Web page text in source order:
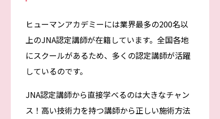
ヒューマンアカデミーには業界最多の200名以
上のJNA認定講師が在籍しています。全国各地
にスクールがあるため、多くの認定講師が活躍
しているのです。
JNA認定講師から直接学べるのは大きなチャン
ス！高い技術力を持つ講師から正しい施術方法